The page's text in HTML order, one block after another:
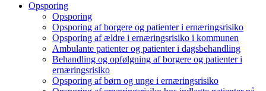
Opsporing
Opsporing
Opsporing af borgere og patienter i ernæringsrisiko
Opsporing af ældre i ernæringsrisiko i kommunen
Ambulante patienter og patienter i dagsbehandling
Behandling og opfølgning af borgere og patienter i
ernæringsrisiko
Opsporing af børn og unge i ernæringsrisiko